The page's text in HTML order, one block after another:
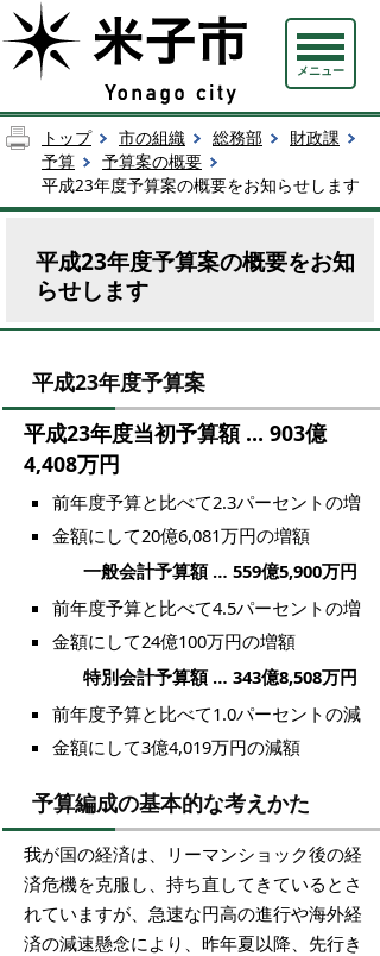
メニュー
トップ 市の組織 総務部
財政課
予算
予算案の概要
平成23年度予算案の概要をお知らせします
平成23年度予算案の概要をお知
らせします
平成23年度予算案
平成23年度当初予算額 … 903億
4,408万円
前年度予算と比べて2.3パーセントの増
金額にして20億6,081万円の増額
一般会計予算額 … 559億5,900万円
前年度予算と比べて4.5パーセントの増
金額にして24億100万円の増額
特別会計予算額 … 343億8,508万円
前年度予算と比べて1.0パーセントの減
金額にして3億4,019万円の減額
予算編成の基本的な考えかた
我が国の経済は、リーマンショック後の経
済危機を克服し、持ち直してきているとさ
れていますが、急速な円高の進行や海外経
済の減速懸念により、昨年夏以降、先行き